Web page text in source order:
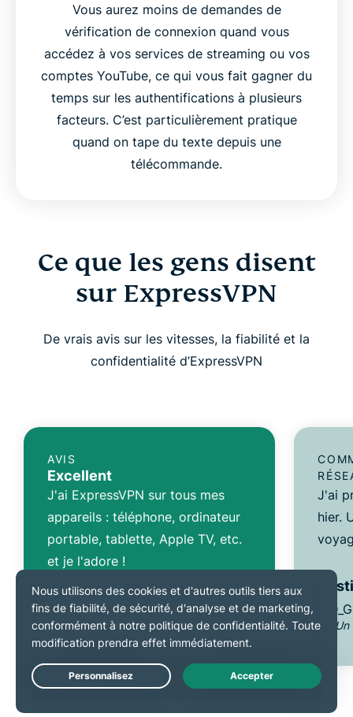
Vous aurez moins de demandes de
vérification de connexion quand vous
accédez à vos services de streaming ou vos
comptes YouTube, ce qui vous fait gagner du
temps sur les authentifications à plusieurs
facteurs. C’est particulièrement pratique
quand on tape du texte depuis une
télécommande.
Ce que les gens disent
sur ExpressVPN
De vrais avis sur les vitesses, la fiabilité et la
confidentialité d’ExpressVPN
AVIS
Excellent
J'ai ExpressVPN sur tous mes
appareils : téléphone, ordinateur
portable, tablette, Apple TV, etc.
et je l'adore !
TopherZ143
* Un échantillon d’avis de nos clients
les plus satisfaits
J'ai
hier.
*
Live Chat